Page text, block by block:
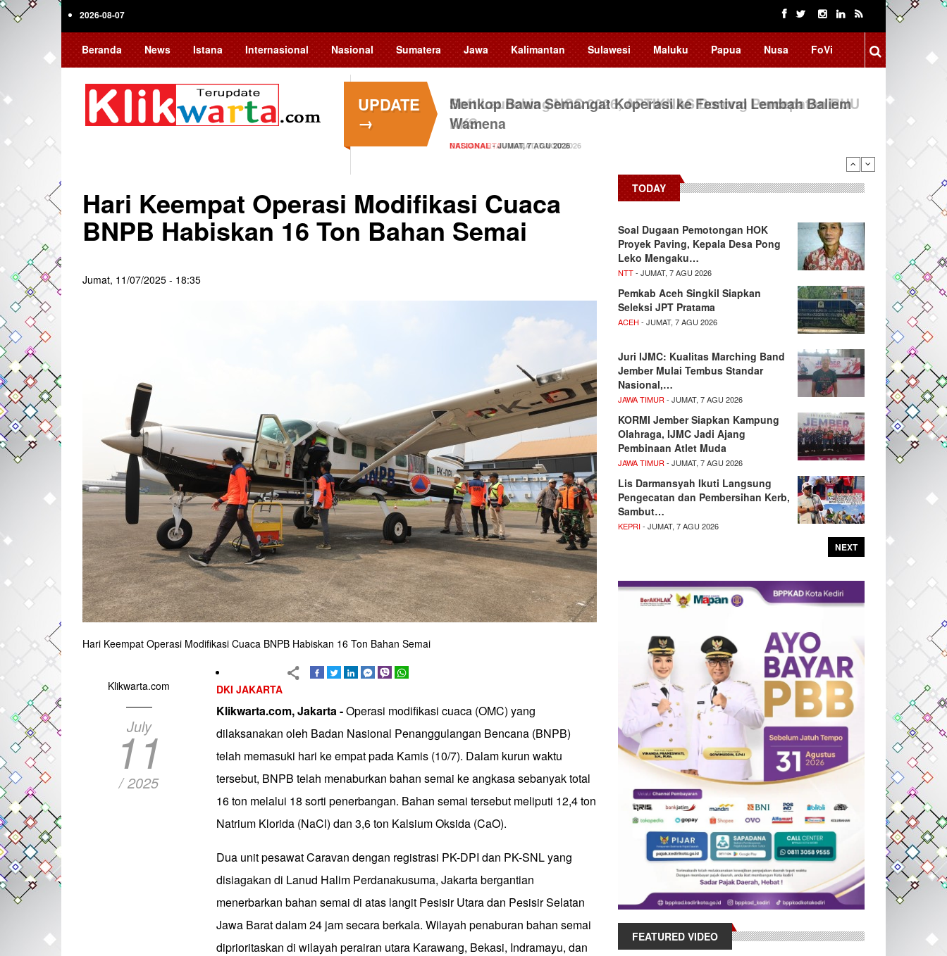
Skip
2026-08-07
Beranda News Istana Internasional Nasional Sumatera Jawa Kalimantan Sulawesi Maluku Papua Nusa FoVi
UPDATE
→
Menkop Bawa Semangat Koperasi ke Festival Lembah Baliem
Wamena
NASIONAL- JUMAT, 7 AGU 2026
Hari Keempat Operasi Modifikasi Cuaca
BNPB Habiskan 16 Ton Bahan Semai
Jumat, 11/07/2025 - 18:35
Hari Keempat Operasi Modifikasi Cuaca BNPB Habiskan 16 Ton Bahan Semai
Klikwarta.com
July
11
/ 2025
DKI JAKARTA
Klikwarta.com, Jakarta -Operasi modifikasi cuaca (OMC) yang
dilaksanakan oleh Badan Nasional Penanggulangan Bencana (BNPB)
telah memasuki hari ke empat pada Kamis (10/7). Dalam kurun waktu
tersebut, BNPB telah menaburkan bahan semai ke angkasa sebanyak total
16 ton melalui 18 sorti penerbangan. Bahan semai tersebut meliputi 12,4 ton
Natrium Klorida (NaCl) dan 3,6 ton Kalsium Oksida (CaO).
Dua unit pesawat Caravan dengan registrasi PK-DPI dan PK-SNL yang
disiagakan di Lanud Halim Perdanakusuma, Jakarta bergantian
menerbarkan bahan semai di atas langit Pesisir Utara dan Pesisir Selatan
Jawa Barat dalam 24 jam secara berkala. Wilayah penaburan bahan semai
diprioritaskan di wilayah perairan utara Karawang, Bekasi, Indramayu, dan
TODAY
​Soal Dugaan Pemotongan HOK
Proyek Paving, Kepala Desa Pong
Leko Mengaku…
NTT- JUMAT, 7 AGU 2026
Pemkab Aceh Singkil Siapkan
Seleksi JPT Pratama
ACEH - JUMAT, 7 AGU 2026
Juri IJMC: Kualitas Marching Band
Jember Mulai Tembus Standar
Nasional,…
JAWA TIMUR - JUMAT, 7 AGU 2026
KORMI Jember Siapkan Kampung
Olahraga, IJMC Jadi Ajang
Pembinaan Atlet Muda
JAWA TIMUR - JUMAT, 7 AGU 2026
Lis Darmansyah Ikuti Langsung
Pengecatan dan Pembersihan Kerb,
Sambut…
KEPRI- JUMAT, 7 AGU 2026
NEXT
FEATURED VIDEO